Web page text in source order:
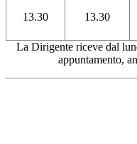
13.30
13.30
La Dirigente riceve dal
appuntamento,